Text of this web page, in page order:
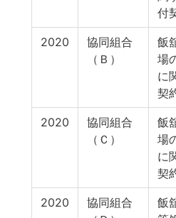
付
2020
協同組合
（Ｂ）
飯
場
に
契
2020
協同組合
（Ｃ）
飯
場
に
契
2020
協同組合
飯